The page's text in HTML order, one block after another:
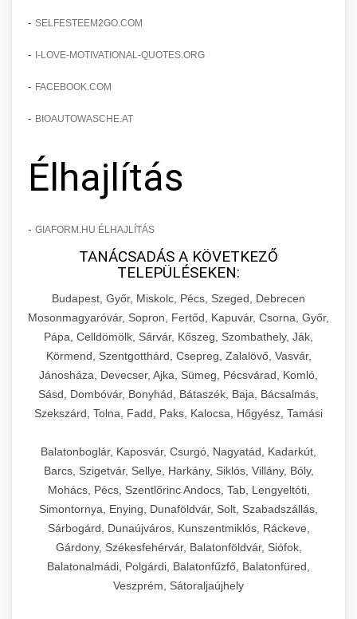
- SELFESTEEM2GO.COM
- I-LOVE-MOTIVATIONAL-QUOTES.ORG
- FACEBOOK.COM
- BIOAUTOWASCHE.AT
Élhajlítás
- GIAFORM.HU ÉLHAJLÍTÁS
TANÁCSADÁS A KÖVETKEZŐ
TELEPÜLÉSEKEN:
Budapest, Győr, Miskolc, Pécs, Szeged, Debrecen
Mosonmagyaróvár, Sopron, Fertőd, Kapuvár, Csorna, Győr,
Pápa, Celldömölk, Sárvár, Kőszeg, Szombathely, Ják,
Körmend, Szentgotthárd, Csepreg, Zalalövő, Vasvár,
Jánosháza, Devecser, Ajka, Sümeg, Pécsvárad, Komló,
Sásd, Dombóvár, Bonyhád, Bátaszék, Baja, Bácsalmás,
Szekszárd, Tolna, Fadd, Paks, Kalocsa, Hőgyész, Tamási
Balatonboglár, Kaposvár, Csurgó, Nagyatád, Kadarkút,
Barcs, Szigetvár, Sellye, Harkány, Siklós, Villány, Bóly,
Mohács, Pécs, Szentlőrinc Andocs, Tab, Lengyeltóti,
Simontornya, Enying, Dunaföldvár, Solt, Szabadszállás,
Sárbogárd, Dunaújváros, Kunszentmiklós, Ráckeve,
Gárdony, Székesfehérvár, Balatonföldvár, Siófok,
Balatonalmádi, Polgárdi, Balatonfűzfő, Balatonfüred,
Veszprém, Sátoraljaújhely